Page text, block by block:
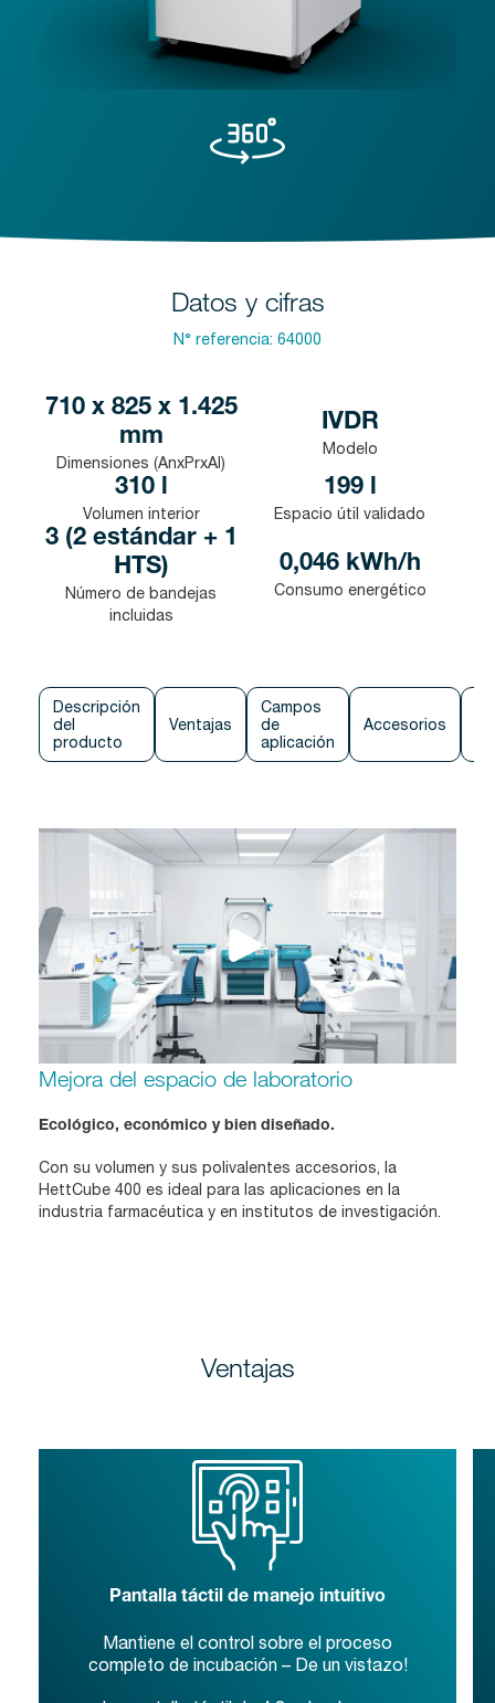
Datos y cifras
N° referencia: 64000
710 x 825 x 1.425
mm
Dimensiones (AnxPrxAl)
IVDR
Modelo
310 l
Volumen interior
199 l
Espacio útil validado
3 (2 estándar + 1
HTS)
Número de bandejas
incluidas
0,046 kWh/h
Consumo energético
Descripción
del
producto
Ventajas
Campos
de
aplicación
Accesorios
Mejora del espacio de laboratorio
Ecológico, económico y bien diseñado.
Con su volumen y sus polivalentes accesorios, la
HettCube 400 es ideal para las aplicaciones en la
industria farmacéutica y en institutos de investigación.
Ventajas
Pantalla táctil de manejo intuitivo
Mantiene el control sobre el proceso
completo de incubación – De un vistazo!